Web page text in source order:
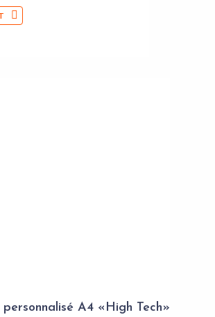
A4 «High Tech»